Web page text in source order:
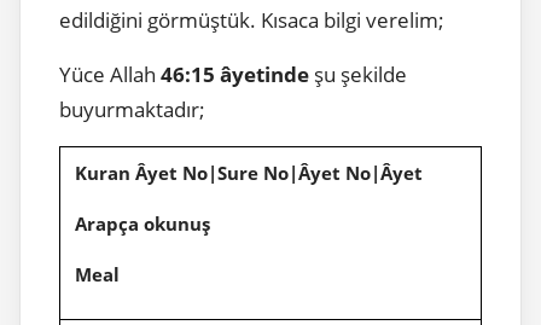
edildiğini görmüştük. Kısaca bilgi verelim;
Yüce Allah 46:15 âyetinde şu şekilde
buyurmaktadır;
Kuran Âyet No|Sure No|Âyet No|Âyet
Arapça okunuş
Meal